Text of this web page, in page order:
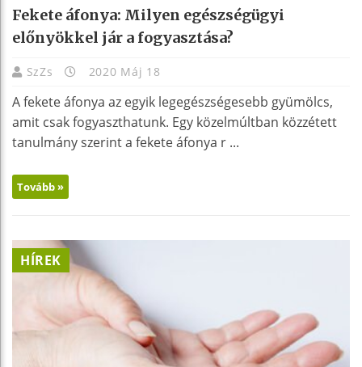
Fekete áfonya: Milyen egészségügyi
előnyökkel jár a fogyasztása?
SzZs 2020 Máj 18
A fekete áfonya az egyik legegészségesebb gyümölcs,
amit csak fogyaszthatunk. Egy közelmúltban közzétett
tanulmány szerint a fekete áfonya r ...
Tovább »
HÍREK